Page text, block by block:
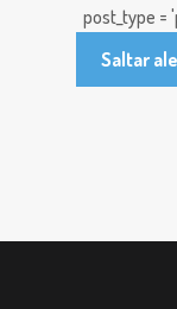
post_type =
Saltar